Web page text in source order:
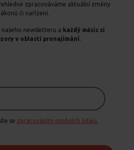
zpracováváme aktuální změny
či nařízení.
newsletteru a každý měsíc si
v oblasti pronajímání
se zpracováním osobních údajů.